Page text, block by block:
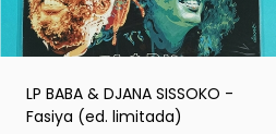
LP BABA & DJANA SISSOKO -
Fasiya (ed. limitada)